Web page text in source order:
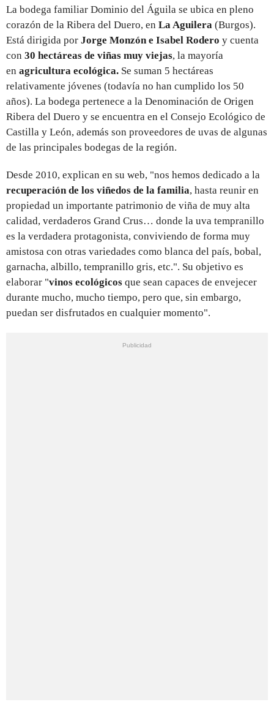
La bodega familiar Dominio del Águila se ubica en pleno
corazón de la Ribera del Duero, en La Aguilera (Burgos).
Está dirigida por Jorge Monzón e Isabel Rodero y cuenta
con 30 hectáreas de viñas muy viejas, la mayoría
en agricultura ecológica. Se suman 5 hectáreas
relativamente jóvenes (todavía no han cumplido los 50
años). La bodega pertenece a la Denominación de Origen
Ribera del Duero y se encuentra en el Consejo Ecológico de
Castilla y León, además son proveedores de uvas de algunas
de las principales bodegas de la región.
Desde 2010, explican en su web, "nos hemos dedicado a la
recuperación de los viñedos de la familia, hasta reunir en
propiedad un importante patrimonio de viña de muy alta
calidad, verdaderos Grand Crus… donde la uva tempranillo
es la verdadera protagonista, conviviendo de forma muy
amistosa con otras variedades como blanca del país, bobal,
garnacha, albillo, tempranillo gris, etc.". Su objetivo es
elaborar "vinos ecológicos que sean capaces de envejecer
durante mucho, mucho tiempo, pero que, sin embargo,
puedan ser disfrutados en cualquier momento".